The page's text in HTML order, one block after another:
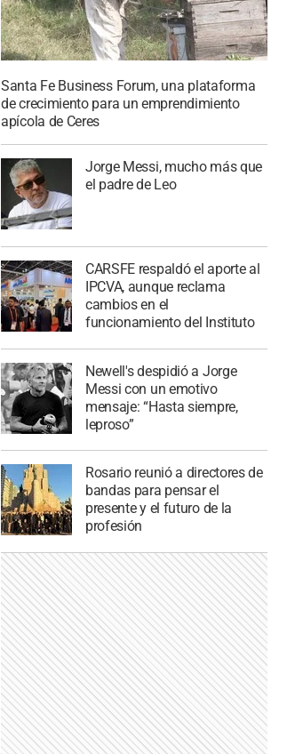
Santa Fe Business Forum, una plataforma
de crecimiento para un emprendimiento
apícola de Ceres
Jorge Messi, mucho más que
el padre de Leo
CARSFE respaldó el aporte al
IPCVA, aunque reclama
cambios en el
funcionamiento del Instituto
Newell's despidió a Jorge
Messi con un emotivo
mensaje: “Hasta siempre,
leproso”
Rosario reunió a directores de
bandas para pensar el
presente y el futuro de la
profesión